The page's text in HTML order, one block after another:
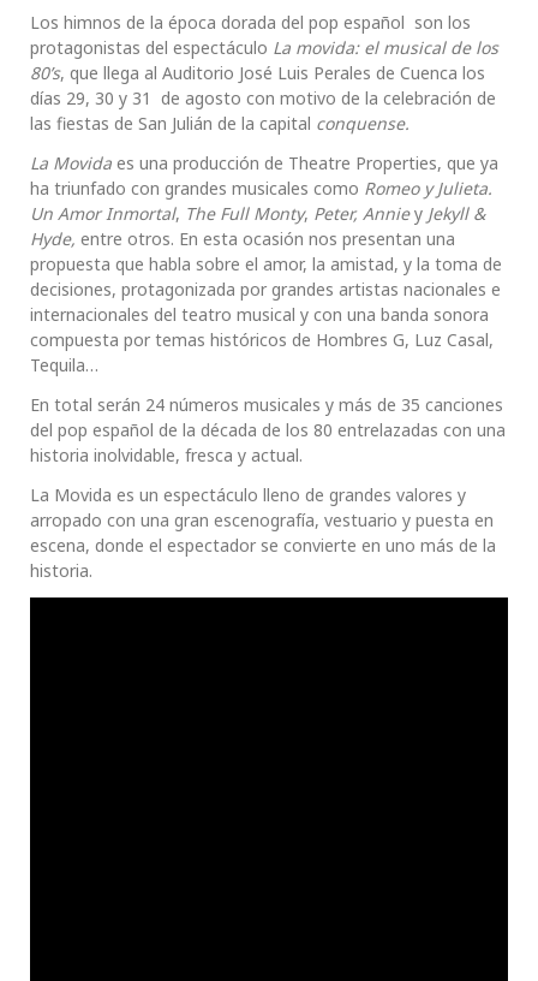
Los himnos de la época dorada del pop español son los
protagonistas del espectáculo La movida: el musical de los
80’s, que llega al Auditorio José Luis Perales de Cuenca los
días 29, 30 y 31 de agosto con motivo de la celebración de
las fiestas de San Julián de la capital conquense.
La Movida es una producción de Theatre Properties, que ya
ha triunfado con grandes musicales como Romeo y Julieta.
Un Amor Inmortal, The Full Monty, Peter, Anniey Jekyll &
Hyde, entre otros. En esta ocasión nos presentan una
propuesta que habla sobre el amor, la amistad, y la toma de
decisiones, protagonizada por grandes artistas nacionales e
internacionales del teatro musical y con una banda sonora
compuesta por temas históricos de Hombres G, Luz Casal,
Tequila…
En total serán 24 números musicales y más de 35 canciones
del pop español de la década de los 80 entrelazadas con una
historia inolvidable, fresca y actual.
La Movida es un espectáculo lleno de grandes valores y
arropado con una gran escenografía, vestuario y puesta en
escena, donde el espectador se convierte en uno más de la
historia.